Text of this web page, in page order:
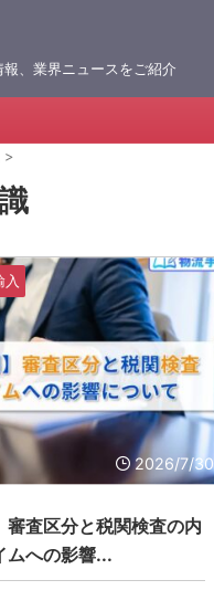
、業界ニュースをご紹介
>
2026/7/30
入
審査区分と税関検査の内
ムへの影響...